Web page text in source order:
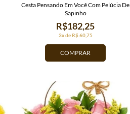
COMPRAR
3x de R$ 60,75
R$182,25
Cesta Pensando Em Você Com Pelúcia De
Sapinho